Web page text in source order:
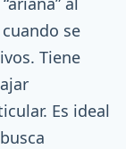
se
Tiene
Es ideal